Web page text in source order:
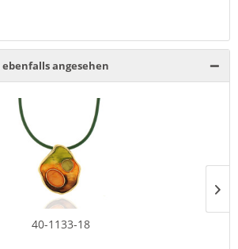
angesehen
40-1133-18